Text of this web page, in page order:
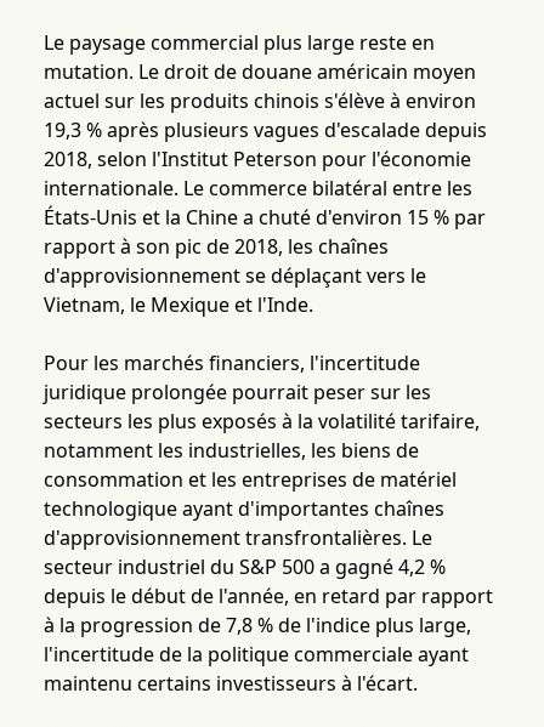
Le paysage commercial plus large reste en
mutation. Le droit de douane américain moyen
actuel sur les produits chinois s'élève à environ
19,3 % après plusieurs vagues d'escalade depuis
2018, selon l'Institut Peterson pour l'économie
internationale. Le commerce bilatéral entre les
États-Unis et la Chine a chuté d'environ 15 % par
rapport à son pic de 2018, les chaînes
d'approvisionnement se déplaçant vers le
Vietnam, le Mexique et l'Inde.
Pour les marchés financiers, l'incertitude
juridique prolongée pourrait peser sur les
secteurs les plus exposés à la volatilité tarifaire,
notamment les industrielles, les biens de
consommation et les entreprises de matériel
technologique ayant d'importantes chaînes
d'approvisionnement transfrontalières. Le
secteur industriel du S&P 500 a gagné 4,2 %
depuis le début de l'année, en retard par rapport
à la progression de 7,8 % de l'indice plus large,
l'incertitude de la politique commerciale ayant
maintenu certains investisseurs à l'écart.